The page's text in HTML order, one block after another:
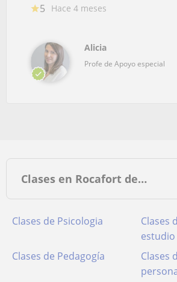
5 Hace 4 meses
Alicia
Profe de Apoyo especial
Clases en Rocafort de…
Clases de Psicologia
Clases
estudio
Clases de Pedagogía
Clases